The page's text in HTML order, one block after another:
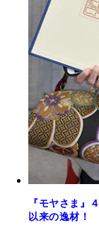
『モヤさま』
以来の逸材！